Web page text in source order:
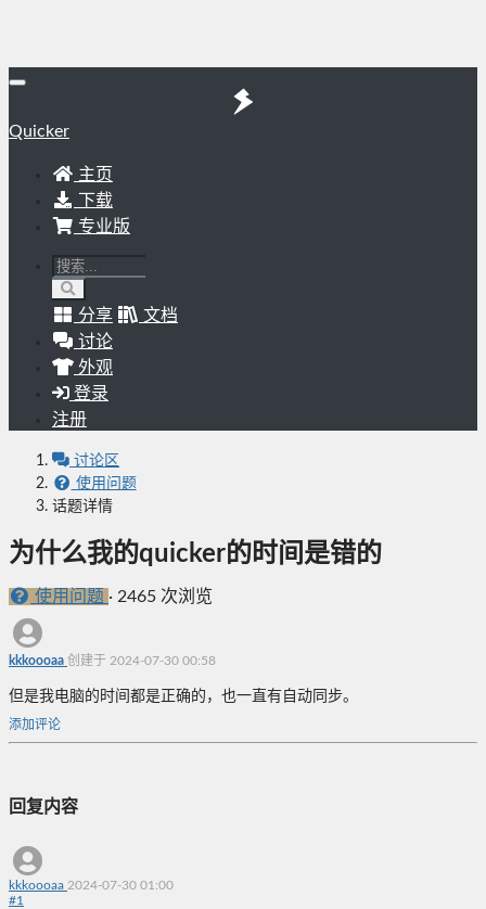
Quicker
主页
下载
专业版
分享
文档
讨论
外观
登录
注册
讨论区
使用问题
话题详情
为什么我的quicker的时间是错的
使用问题 · 2465 次浏览
kkkoooaa 创建于 2024-07-30 00:58
但是我电脑的时间都是正确的，也一直有自动同步。
添加评论
回复内容
kkkoooaa 2024-07-30 01:00
#1